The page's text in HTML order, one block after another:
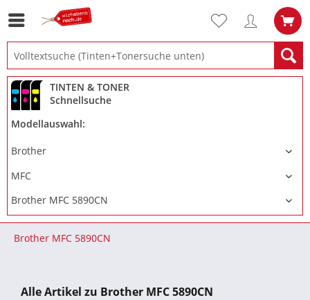
TINTEN & TONER
Schnellsuche
Modellauswahl:
Brother MFC 5890CN
Alle Artikel zu Brother MFC 5890CN